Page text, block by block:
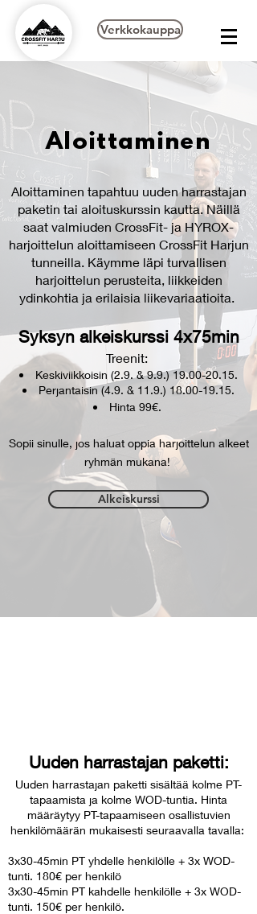
Verkkokauppa
Aloittaminen
Aloittaminen tapahtuu uuden harrastajan
paketin tai aloituskurssin kautta. Näillä
saat valmiuden CrossFit- ja HYROX-
harjoittelun aloittamiseen CrossFit Harjun
tunneilla. Käymme läpi turvallisen
harjoittelun perusteita, liikkeiden
ydinkohtia ja erilaisia liikevariaatioita.
Syksyn alkeiskurssi 4x75min
Treenit:
Keskiviikkoisin (2.9. &9.9.) 19.00-20.15.
Perjantaisin (4.9. & 11.9.) 18.00-19.15.​
Hinta 99€.
Sopii sinulle, jos haluat oppia harjoittelun alkeet
ryhmän mukana! ​
Alkeiskurssi
Uuden harrastajan paketti:
Uuden harrastajan paketti sisältää kolme PT-
tapaamista ja kolme WOD-tuntia. Hinta
määräytyy PT-tapaamiseen osallistuvien
henkilömäärän mukaisesti seuraavalla tavalla:
3x30-45min PT yhdelle henkilölle + 3x WOD-
tunti. 180€ per henkilö
3x30-45min PT kahdelle henkilölle + 3x WOD-
tunti. 150€ per henkilö.